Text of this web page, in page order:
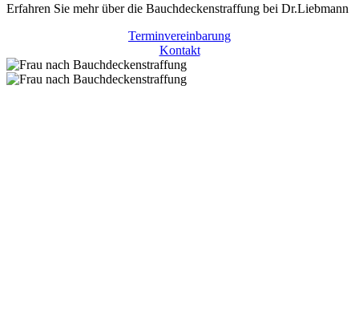
Erfahren Sie mehr über die Bauchdeckenstraffung bei Dr.Liebmann
Terminvereinbarung
Kontakt